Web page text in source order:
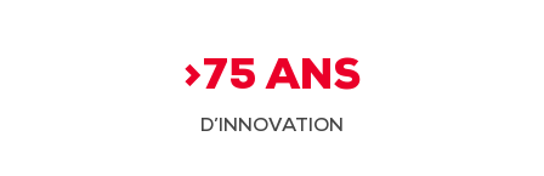
>75 ANS
D’INNOVATION